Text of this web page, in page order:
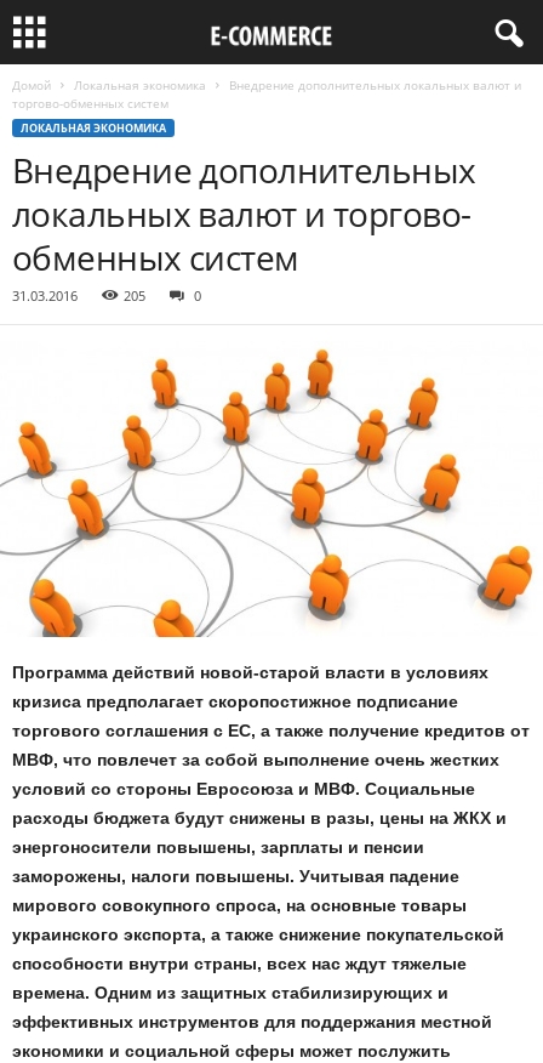
Домой Локальная экономика
Внедрение дополнительных локальных валют и
торгово-обменных систем
ЛОКАЛЬНАЯ ЭКОНОМИКА
Внедрение дополнительных
локальных валют и торгово-
обменных систем
31.03.2016 205 0
Программа действий новой-старой власти в условиях
кризиса предполагает скоропостижное подписание
торгового соглашения с ЕС, а также получение кредитов от
МВФ, что повлечет за собой выполнение очень жестких
условий со стороны Евросоюза и МВФ. Социальные
расходы бюджета будут снижены в разы, цены на ЖКХ и
энергоносители повышены, зарплаты и пенсии
заморожены, налоги повышены. Учитывая падение
мирового совокупного спроса, на основные товары
украинского экспорта, а также снижение покупательской
способности внутри страны, всех нас ждут тяжелые
времена. Одним из защитных стабилизирующих и
эффективных инструментов для поддержания местной
экономики и социальной сферы может послужить